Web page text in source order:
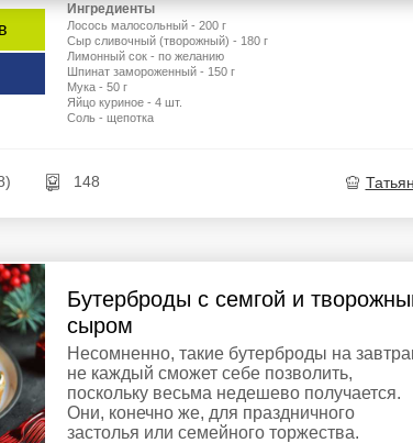
Ингредиенты
Лосось малосольный - 200 г
Сыр сливочный (творожный) - 180 г
Лимонный сок - по желанию
Шпинат замороженный - 150 г
Мука - 50 г
Яйцо куриное - 4 шт.
Соль - щепотка
148
Бутерброды с семгой и
сыром
Несомненно, такие бутерброды на
не каждый сможет себе позволить,
поскольку весьма недешево получается.
Они, конечно же, для праздничного
застолья или семейного торжества.